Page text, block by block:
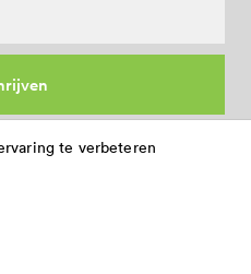
Tongelre
Het Nieuwe Instituut - De Staat van Eindhoven
te verbeteren